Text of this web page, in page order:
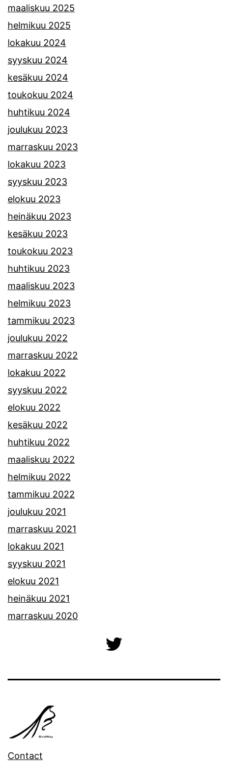
maaliskuu 2025
helmikuu 2025
lokakuu 2024
syyskuu 2024
kesäkuu 2024
toukokuu 2024
huhtikuu 2024
joulukuu 2023
marraskuu 2023
lokakuu 2023
syyskuu 2023
elokuu 2023
heinäkuu 2023
kesäkuu 2023
toukokuu 2023
huhtikuu 2023
maaliskuu 2023
helmikuu 2023
tammikuu 2023
joulukuu 2022
marraskuu 2022
lokakuu 2022
syyskuu 2022
elokuu 2022
kesäkuu 2022
huhtikuu 2022
maaliskuu 2022
helmikuu 2022
tammikuu 2022
joulukuu 2021
marraskuu 2021
lokakuu 2021
syyskuu 2021
elokuu 2021
heinäkuu 2021
marraskuu 2020
Contact